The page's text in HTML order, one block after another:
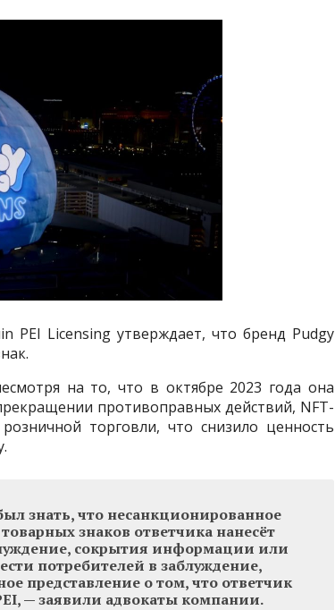
PEI Licensing утверждает, что бренд Pudgy
на то, что в октябре 2023 года она
противоправных действий, NFT-
торговли, что снизило ценность
знать, что несанкционированное
знаков ответчика нанесёт
сокрытия информации или
потребителей в заблуждение,
представление о том, что ответчик
— заявили адвокаты компании.